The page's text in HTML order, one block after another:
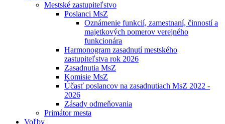
Mestské zastupiteľstvo
Poslanci MsZ
Oznámenie funkcií, zamestnaní, činností a
majetkových pomerov verejného
funkcionára
Harmonogram zasadnutí mestského
zastupiteľstva rok 2026
Zasadnutia MsZ
Komisie MsZ
Účasť poslancov na zasadnutiach MsZ 2022 -
2026
Zásady odmeňovania
Primátor mesta
Voľby